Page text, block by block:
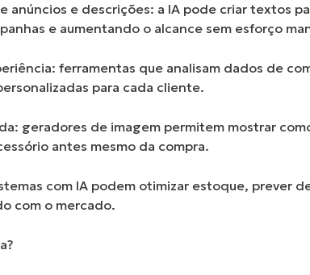
anúncios e descrições: a IA pode criar textos
e aumentando o alcance sem esforço
ferramentas que analisam dados de
para cada cliente.
geradores de imagem permitem mostrar
antes mesmo da compra.
com IA podem otimizar estoque, prever
com o mercado.